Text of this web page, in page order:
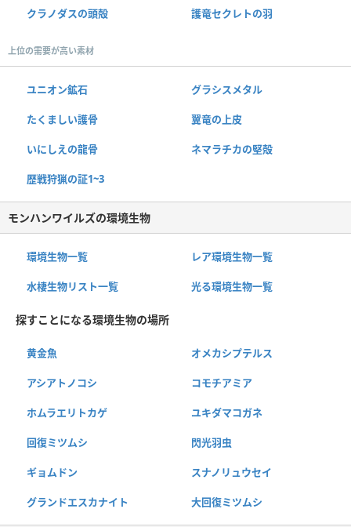
クラノダスの頭殻 護竜セクレトの羽
上位の需要が高い素材
ユニオン鉱石 グラシスメタル
たくましい護骨 翼竜の上皮
いにしえの龍骨 ネマラチカの堅殻
歴戦狩猟の証1~3
モンハンワイルズの環境生物
環境生物一覧 レア環境生物一覧
水棲生物リスト一覧 光る環境生物一覧
探すことになる環境生物の場所
黄金魚 オメカシプテルス
アシアトノコシ コモチアミア
ホムラエリトカゲ ユキダマコガネ
回復ミツムシ 閃光羽虫
ギョムドン スナノリュウセイ
グランドエスカナイト 大回復ミツムシ